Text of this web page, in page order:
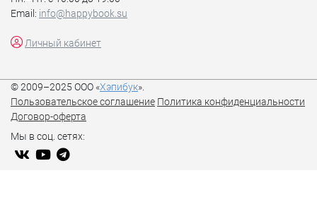
Email: info@happybook.su
Личный кабинет
© 2009–2025 ООО «Хэпибук».
Пользовательское соглашение Политика конфиденциальности
Договор-оферта
Мы в соц. сетях: